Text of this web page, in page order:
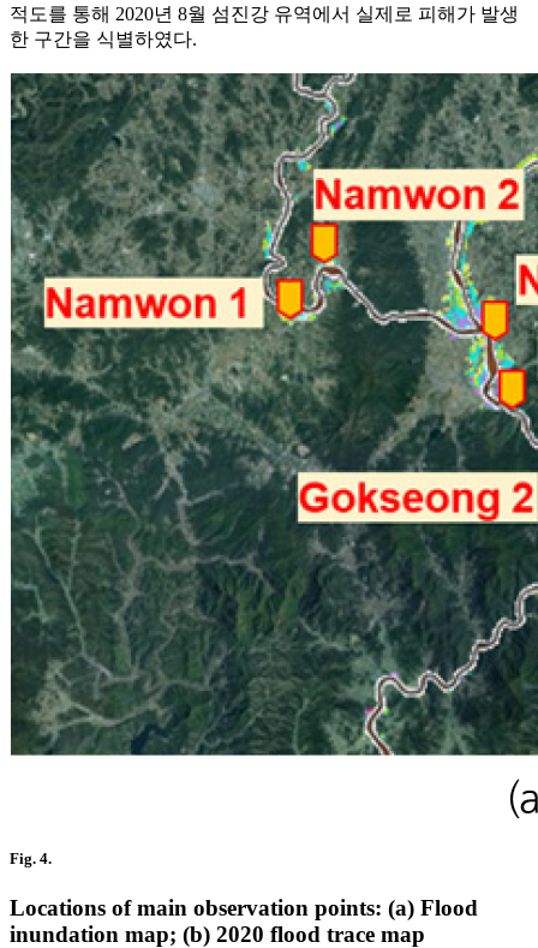
적도를 통해 2020년 8월 섬진강 유역에서 실제로 피해가 발생
한 구간을 식별하였다.
Fig. 4.
Locations of main observation points: (a) Flood
inundation map; (b) 2020 flood trace map